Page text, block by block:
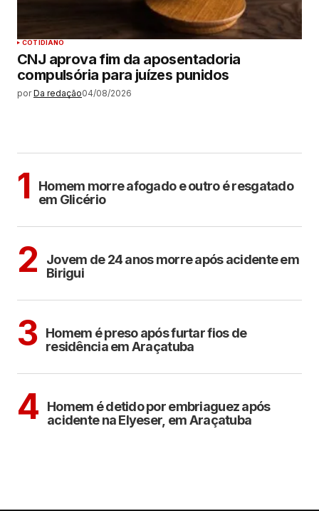
COTIDIANO
CNJ aprova fim da aposentadoria
compulsória para juízes punidos
por Da redação04/08/2026
1
Homem morre afogado e outro é resgatado
em Glicério
2
Jovem de 24 anos morre após acidente em
Birigui
3 Homem é preso após furtar fios de
residência em Araçatuba
4
Homem é detido por embriaguez após
acidente na Elyeser, em Araçatuba